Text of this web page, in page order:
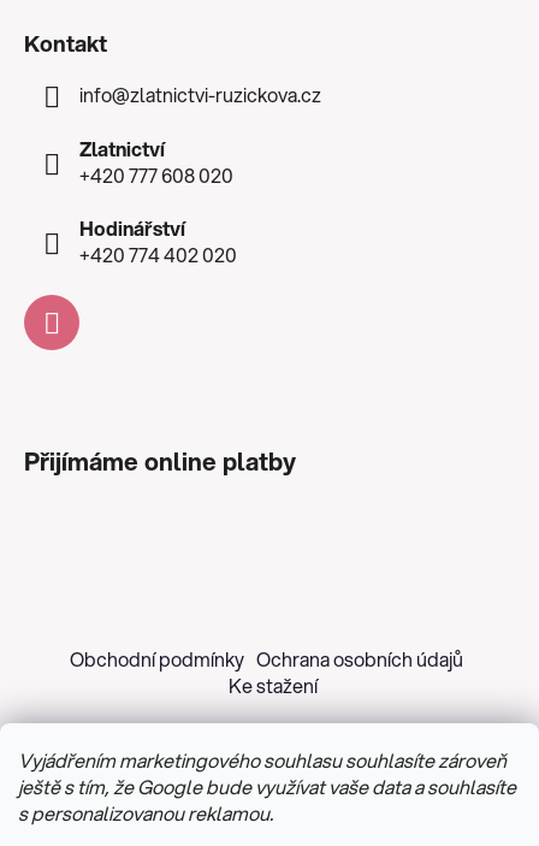
Vyjádřením marketingového souhlasu souhlasíte zároveň
ještě s tím, že Google bude využívat vaše data a souhlasíte
s personalizovanou reklamou.
Kontakt
info@zlatnictvi-ruzickova.cz
Zlatnictví
+420 777 608 020
Hodinářství
+420 774 402 020
Přijímáme online platby
Obchodní podmínky Ochrana osobních údajů
Ke stažení